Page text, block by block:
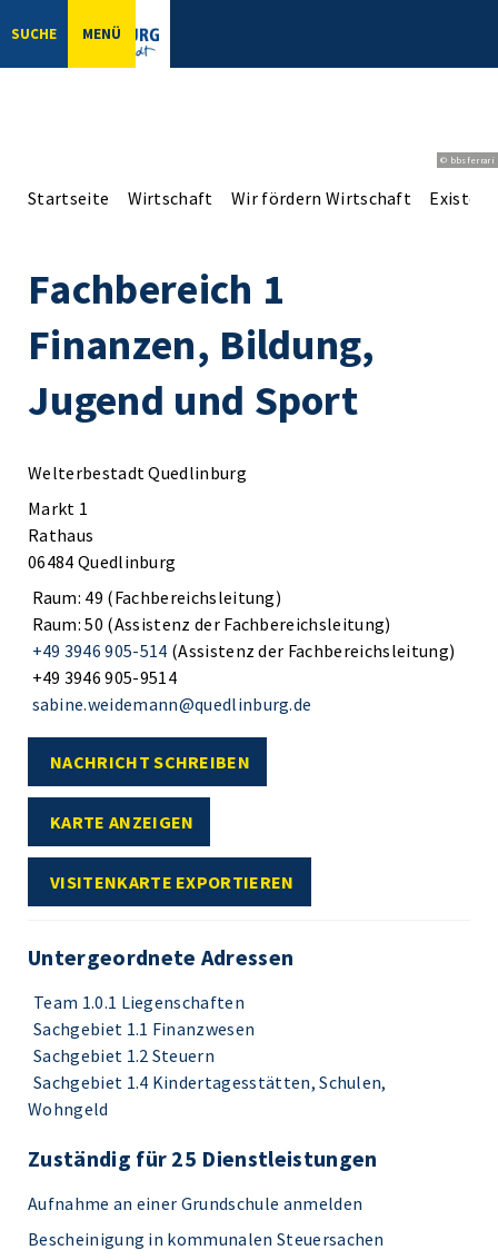
SUCHE MENÜ
© bbsferrari
Startseite Wirtschaft Wir fördern Wirtschaft
Fachbereich 1
Finanzen, Bildung,
Jugend und Sport
Welterbestadt Quedlinburg
Markt 1
Rathaus
06484 Quedlinburg
Raum: 49 (Fachbereichsleitung)
Raum: 50 (Assistenz der Fachbereichsleitung)
+49 3946 905-514 (Assistenz der Fachbereichsleitung)
+49 3946 905-9514
sabine.weidemann@quedlinburg.de
NACHRICHT SCHREIBEN
KARTE ANZEIGEN
VISITENKARTE EXPORTIEREN
Untergeordnete Adressen
Team 1.0.1 Liegenschaften
Sachgebiet 1.1 Finanzwesen
Sachgebiet 1.2 Steuern
Sachgebiet 1.4 Kindertagesstätten, Schulen,
Wohngeld
Zuständig für 25 Dienstleistungen
Aufnahme an einer Grundschule anmelden
Bescheinigung in kommunalen Steuersachen